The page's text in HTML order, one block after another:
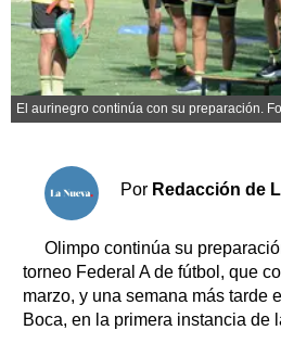
libre
Turismo
Salud
Es viral
Cartón Lleno
Fúnebres
Horóscopo
Suplementos
Servicios
El aurinegro continúa con su preparación.
Por Redacción de
Olimpo continúa su
torneo Federal A de fútbol, que
marzo, y una semana más tarde
Boca, en la primera instancia de